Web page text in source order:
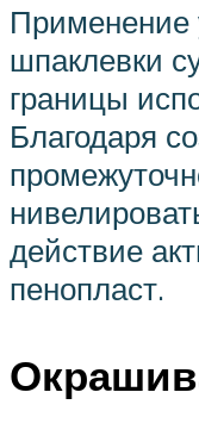
Применение
шпаклевки
границы
Благодаря
действие
пенопласт.